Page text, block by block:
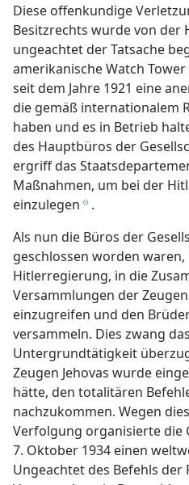
Diese offenkundige
Besitzrechts wurde von der
ungeachtet der Tatsache
amerikanische Watch
seit dem Jahre 1921 eine
die gemäß internationalem
haben und es in Betrieb
des Hauptbüros der
ergriff das
Maßnahmen, um bei der
einzulegen h .
Als nun die Büros der
geschlossen worden
Hitlerregierung, in die
Versammlungen der
einzugreifen und den
versammeln. Dies zwang
Untergrundtätigkeit
Zeugen Jehovas wurde
hätte, den totalitären
nachzukommen. Wegen
Verfolgung organisierte die
7. Oktober 1934 einen
Ungeachtet des Befehls der